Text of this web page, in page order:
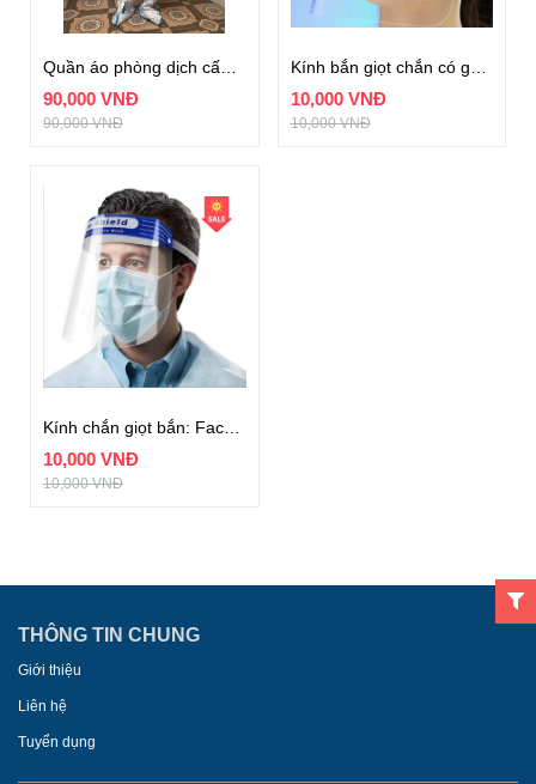
90,000 VNĐ
90,000 VNĐ
10,000 VNĐ
10,000 VNĐ
10,000 VNĐ
10,000 VNĐ
THÔNG TIN CHUNG
Giới thiệu
Liên hệ
Tuyển dụng